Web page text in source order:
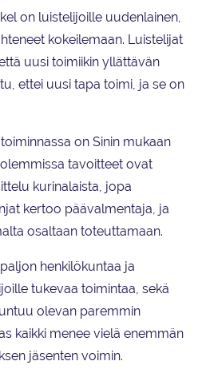
on luistelijoille uudenlainen,
kokeilemaan. Luistelijat
uusi toimiikin yllättävän
ettei uusi tapa toimi, ja se on
on Sinin mukaan
tavoitteet ovat
kurinalaista, jopa
kertoo päävalmentaja, ja
osaltaan toteuttamaan.
henkilökuntaa ja
tukevaa toimintaa, sekä
olevan paremmin
kaikki menee vielä enemmän
jäsenten voimin.